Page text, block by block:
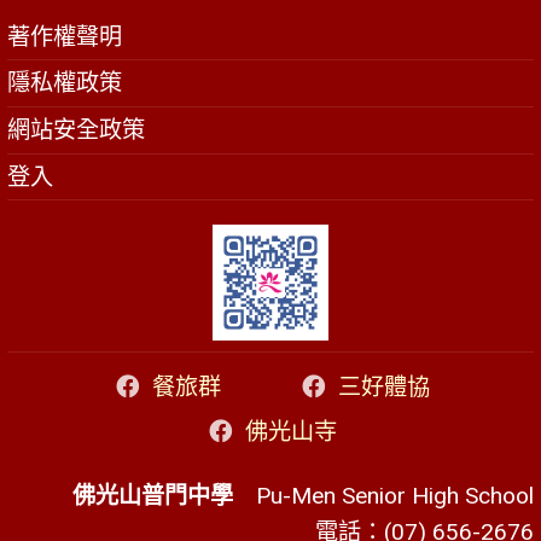
著作權聲明
隱私權政策
網站安全政策
登入
餐旅群
三好體協
佛光山寺
佛光山普門中學 Pu-Men Senior High School
電話：(07) 656-2676